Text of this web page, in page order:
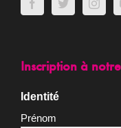
Inscription à notre
Prénom
Nom